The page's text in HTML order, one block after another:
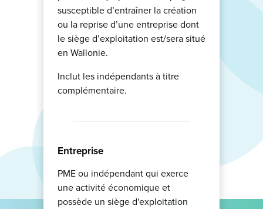
susceptible d’entraîner la création
ou la reprise d’une entreprise dont
le siège d’exploitation est/sera situé
en Wallonie.
Inclut les indépendants à titre
complémentaire.
Entreprise
PME ou indépendant qui exerce
une activité économique et
possède un siège d'exploitation